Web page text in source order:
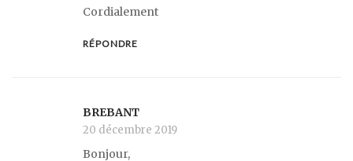
Cordialement
RÉPONDRE
BREBANT
20 décembre 2019
Bonjour,